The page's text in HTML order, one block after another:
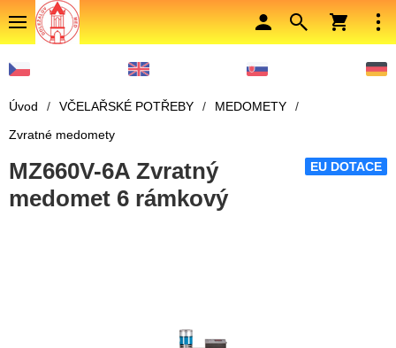
Úvod / VČELAŘSKÉ POTŘEBY / MEDOMETY
/
Zvratné medomety
EU DOTACE
MZ660V-6A Zvratný
medomet 6 rámkový